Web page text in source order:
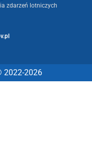
zdarzeń lotniczych
2022-2026